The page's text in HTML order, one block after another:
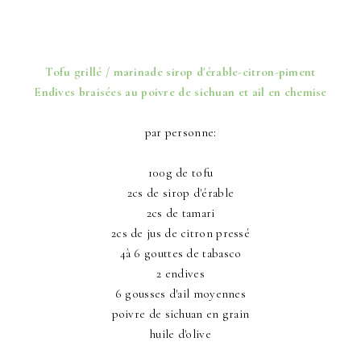
Tofu grillé / marinade sirop d'érable-citron-piment
Endives braisées au poivre de sichuan et ail en chemise
par personne:
100g de tofu
2cs de sirop d'érable
2cs de tamari
2cs de jus de citron pressé
4à 6 gouttes de tabasco
2 endives
6 gousses d'ail moyennes
poivre de sichuan en grain
huile d'olive